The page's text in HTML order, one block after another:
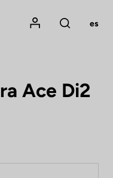
Mon compte
Rechercher
es
Ace Di2